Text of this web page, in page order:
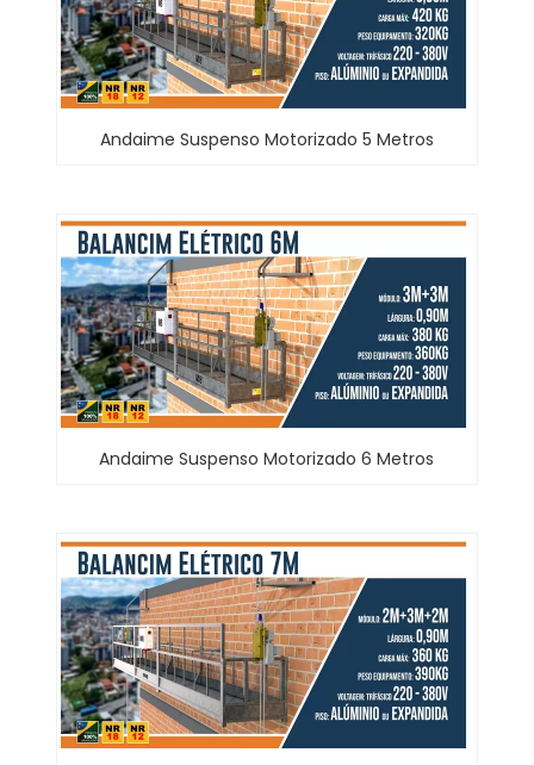
Andaime Suspenso Motorizado 5 Metros
Andaime Suspenso Motorizado 6 Metros